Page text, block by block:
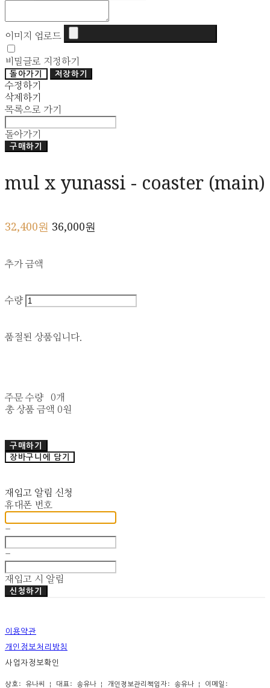
이미지 업로드
비밀글로 지정하기
돌아가기 저장하기
수정하기
삭제하기
목록으로 가기
돌아가기
구매하기
mul x yunassi - coaster (main)
32,400원 36,000원
추가 금액
수량
품절된 상품입니다.
주문 수량
0개
총 상품 금액 0원
구매하기
장바구니에 담기
재입고 알림 신청
휴대폰 번호
-
-
재입고 시 알림
신청하기
이용약관
개인정보처리방침
사업자정보확인
상호: 유나씨 | 대표: 송유나 | 개인정보관리책임자: 송유나 | 이메일: